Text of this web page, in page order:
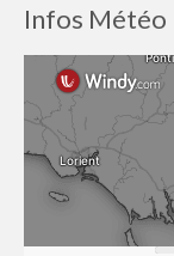
Infos Météo